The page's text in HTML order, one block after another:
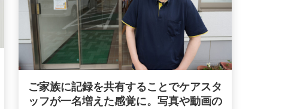
ご家族に記録を共有することでケアスタ
ッフが一名増えた感覚に。写真や動画の